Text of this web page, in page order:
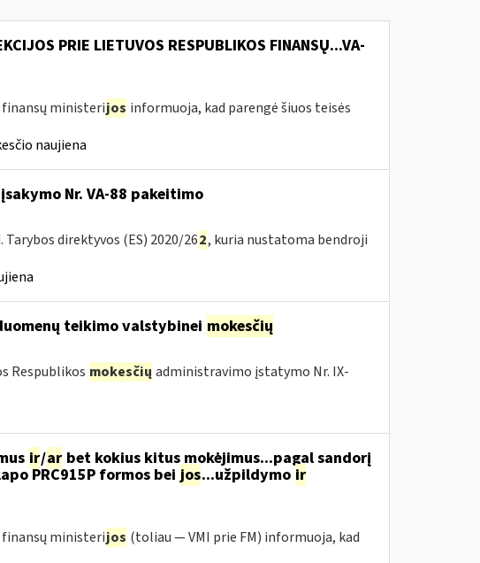
PRIE LIETUVOS RESPUBLIKOS FINANSŲ...VA-
finansų ministerijos informuoja, kad parengė šiuos teisės
naujiena
Nr. VA-88 pakeitimo
direktyvos (ES) 2020/262, kuria nustatoma bendroji
teikimo valstybinei mokesčių
Respublikos mokesčių administravimo įstatymo Nr. IX-
ir/arbet kokius kitus mokėjimus...pagal sandorį
PRC915P formos bei jos...užpildymo ir
finansų ministerijos (toliau ― VMI prie FM) informuoja, kad